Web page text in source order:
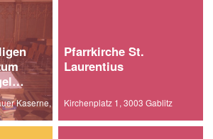
Kaserne,
Pfarrkirche St.
Laurentius
Kirchenplatz 1, 3003 Gablitz